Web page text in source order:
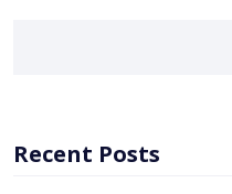
Recent Posts